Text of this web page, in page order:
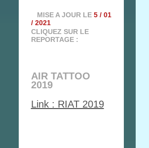
MISE A JOUR LE 5 / 01
/ 2021
CLIQUEZ SUR LE
REPORTAGE :
AIR TATTOO
2019
Link : RIAT 2019